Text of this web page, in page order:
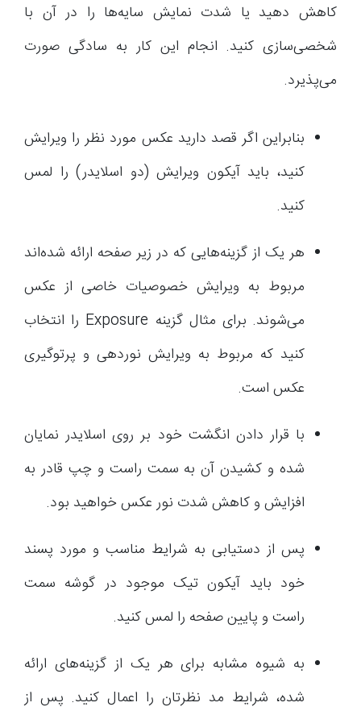
کاهش دهید یا شدت نمایش سایه‌ها را در آن با
شخصی‌سازی کنید. انجام این کار به سادگی صورت
می‌پذیرد.
بنابراین اگر قصد دارید عکس مورد نظر را ویرایش
کنید، باید آیکون ویرایش (دو اسلایدر) را لمس
کنید.
هر یک از گزینه‌هایی که در زیر صفحه ارائه شده‌اند
مربوط به ویرایش خصوصیات خاصی از عکس
می‌شوند. برای مثال گزینه Exposure را انتخاب
کنید که مربوط به ویرایش نوردهی و پرتوگیری
عکس است.
با قرار دادن انگشت خود بر روی اسلایدر نمایان
شده و کشیدن آن به سمت راست و چپ قادر به
افزایش و کاهش شدت نور عکس خواهید بود.
پس از دستیابی به شرایط مناسب و مورد پسند
خود باید آیکون تیک موجود در گوشه سمت
راست و پایین صفحه را لمس کنید.
به شیوه مشابه برای هر یک از گزینه‌های ارائه
شده، شرایط مد نظرتان را اعمال کنید. پس از